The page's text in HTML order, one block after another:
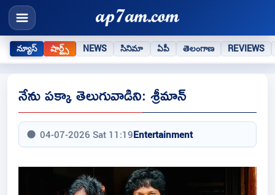
న్యూస్ షార్ట్స్ NEWS సినిమా ఏపీ తెలంగాణ REVIEWS
నేను పక్కా తెలుగువాడిని: శ్రీమాన్
04-07-2026 Sat 11:19Entertainment